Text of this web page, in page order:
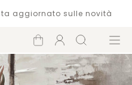
aggiornato sulle novità
Carrello
Account
Cerca Menù